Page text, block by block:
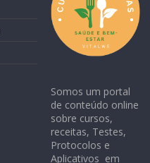
Somos um portal
de conteúdo online
sobre cursos,
receitas, Testes,
Protocolos e
Aplicativos em